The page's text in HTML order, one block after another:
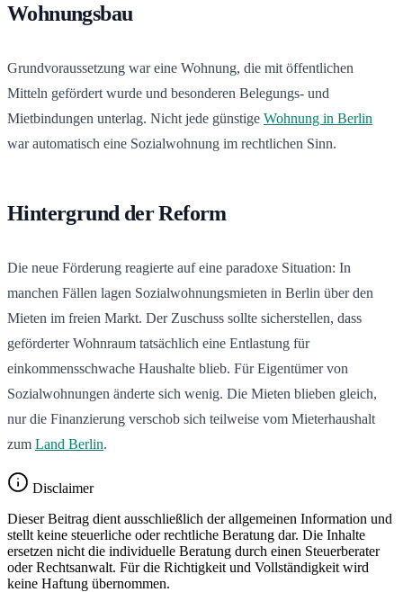
Wohnungsbau
Grundvoraussetzung war eine Wohnung, die mit öffentlichen
Mitteln gefördert wurde und besonderen Belegungs- und
Mietbindungen unterlag. Nicht jede günstige Wohnung in Berlin
war automatisch eine Sozialwohnung im rechtlichen Sinn.
Hintergrund der Reform
Die neue Förderung reagierte auf eine paradoxe Situation: In
manchen Fällen lagen Sozialwohnungsmieten in Berlin über den
Mieten im freien Markt. Der Zuschuss sollte sicherstellen, dass
geförderter Wohnraum tatsächlich eine Entlastung für
einkommensschwache Haushalte blieb. Für Eigentümer von
Sozialwohnungen änderte sich wenig. Die Mieten blieben gleich,
nur die Finanzierung verschob sich teilweise vom Mieterhaushalt
zum Land Berlin.
Disclaimer
Dieser Beitrag dient ausschließlich der allgemeinen Information und
stellt keine steuerliche oder rechtliche Beratung dar. Die Inhalte
ersetzen nicht die individuelle Beratung durch einen Steuerberater
oder Rechtsanwalt. Für die Richtigkeit und Vollständigkeit wird
keine Haftung übernommen.